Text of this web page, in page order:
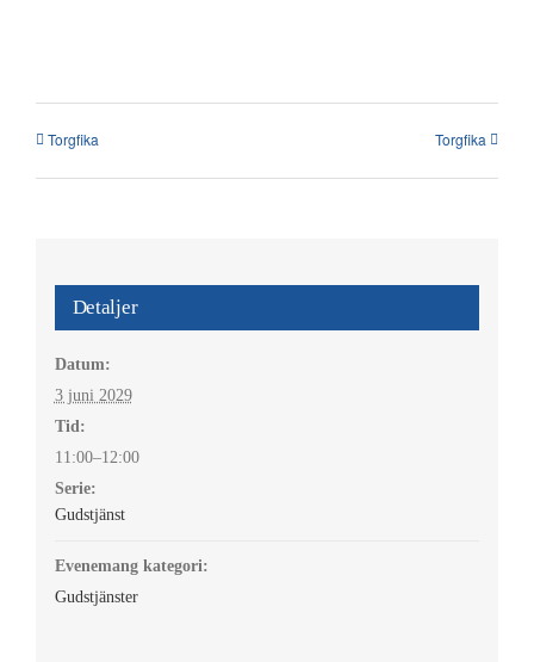
SÖK
Torgfika Torgfika
Detaljer
Datum:
3 juni 2029
Tid:
11:00–12:00
Serie:
Gudstjänst
Evenemang kategori:
Gudstjänster